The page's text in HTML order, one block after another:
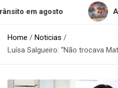
agosto
Home
Noticias
Luísa Salgueiro: “Não trocava